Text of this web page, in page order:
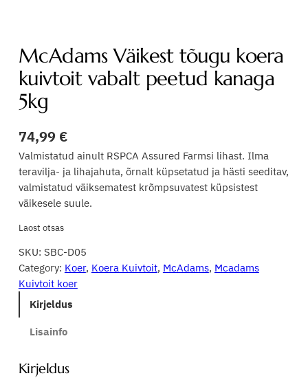
McAdams Väikest tõugu koera
kuivtoit vabalt peetud kanaga
5kg
74,99 €
Valmistatud ainult RSPCA Assured Farmsi lihast. Ilma
teravilja- ja lihajahuta, õrnalt küpsetatud ja hästi seeditav,
valmistatud väiksematest krõmpsuvatest küpsistest
väikesele suule.
Laost otsas
SKU: SBC-D05
Category: Koer, Koera Kuivtoit, McAdams, Mcadams
Kuivtoit koer
Kirjeldus
Lisainfo
Kirjeldus